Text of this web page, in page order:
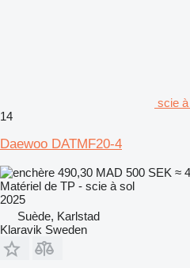
scie
14
Daewoo DATMF20-4
490,30 MAD 500 SEK ≈
Matériel de TP - scie à sol
2025
Suède, Karlstad
Klaravik Sweden